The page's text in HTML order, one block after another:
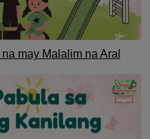
may Malalim na Aral